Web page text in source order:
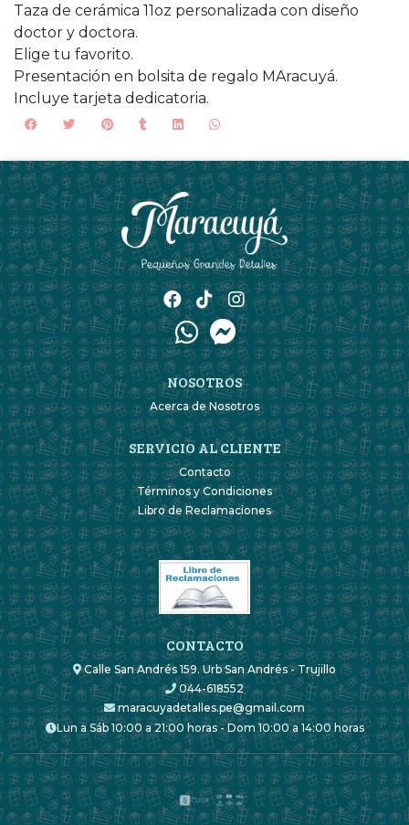
Taza de cerámica 11oz personalizada con diseño
doctor y doctora.
Elige tu favorito.
Presentación en bolsita de regalo MAracuyá.
Incluye tarjeta dedicatoria.
NOSOTROS
Acerca de Nosotros
SERVICIO AL CLIENTE
Contacto
Términos y Condiciones
Libro de Reclamaciones
CONTACTO
Calle San Andrés 159. Urb San Andrés - Trujillo
044-618552
maracuyadetalles.pe@gmail.com
Lun a Sáb 10:00 a 21:00 horas - Dom 10:00 a 14:00 horas